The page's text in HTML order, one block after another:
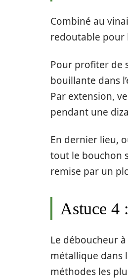
Combiné au
redoutable pour
Pour profiter de
bouillante dans
Par extension,
pendant une
En dernier lieu,
tout le bouchon
remise par un
Astuce 4
Le déboucheur
métallique dans
méthodes les